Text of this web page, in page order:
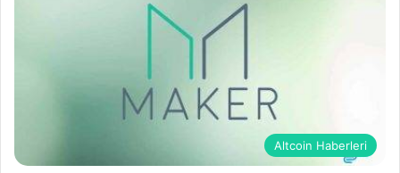
Altcoin Haberleri